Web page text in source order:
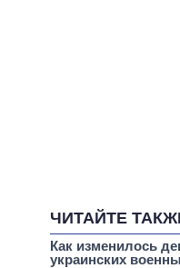
ЧИТАЙТЕ
Как изменилось
украинских